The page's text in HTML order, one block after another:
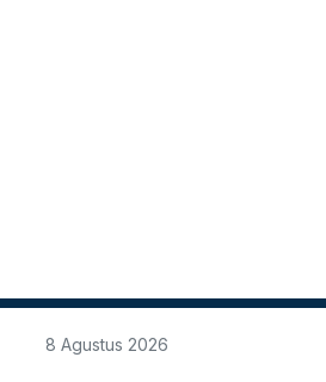
8 Agustus 2026